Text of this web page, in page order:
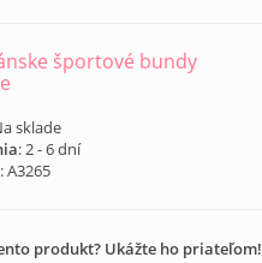
športové bundy
sklade
: 2 - 6 dní
:A3265
produkt? Ukážte ho priateľom!